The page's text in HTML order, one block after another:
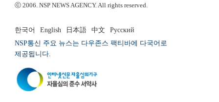
ⓒ 2006. NSP NEWS AGENCY. All rights reserved.
한국어 English 日本語 中文
Русский
NSP통신 주요 뉴스는 다우존스 팩티바에 다국어로
제공됩니다.